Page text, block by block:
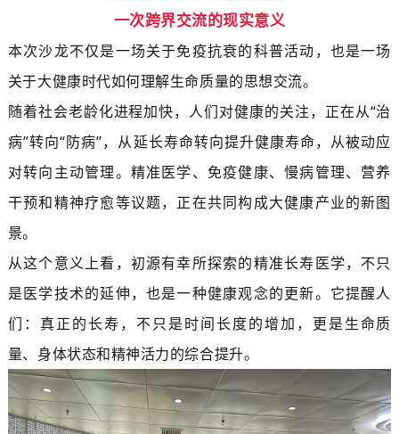
一次跨界交流的现实意义
本次沙龙不仅是一场关于免疫抗衰的科普活动，也是一场
关于大健康时代如何理解生命质量的思想交流。
随着社会老龄化进程加快，人们对健康的关注，正在从“治
病”转向“防病”，从延长寿命转向提升健康寿命，从被动应
对转向主动管理。精准医学、免疫健康、慢病管理、营养
干预和精神疗愈等议题，正在共同构成大健康产业的新图
景。
从这个意义上看，初源有幸所探索的精准长寿医学，不只
是医学技术的延伸，也是一种健康观念的更新。它提醒人
们：真正的长寿，不只是时间长度的增加，更是生命质
量、身体状态和精神活力的综合提升。